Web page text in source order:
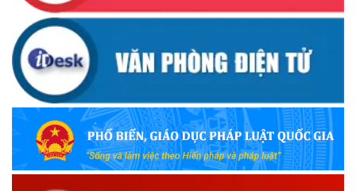
UBND TỈNH ĐẮK LẮK KHUYẾN CÁO NGƯỜI DÂN TĂNG
CƯỜNG PHÒNG, CHỐNG BỆNH TẢ
(09/10/2025)
Bộ Quốc phòng công bố thủ tục hành chính đủ điều kiện
tái cấu trúc thực hiện toàn trình, một phần trên môi trường
điện tử
(09/10/2025)